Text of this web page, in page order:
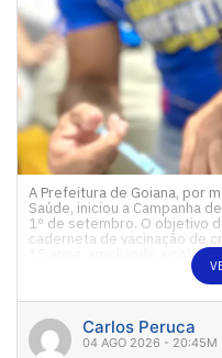
A Prefeitura de Goiana, por
Saúde, iniciou a Campanha
1º de setembro. O objetivo
caderneta de vacinação de
15 anos, ampliando a
desse público contra
Carlos Peruca
04 AGO 2026 - 20:45M